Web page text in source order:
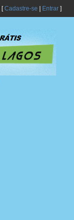
[Cadastre-se Entrar]